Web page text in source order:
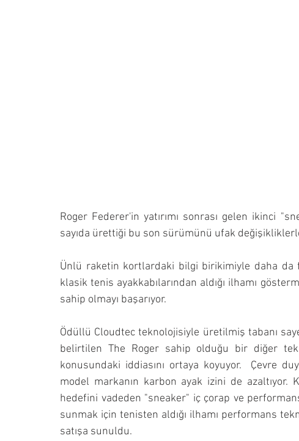
Roger Federer'in yatırımı sonrası gelen ikinci
sayıda ürettiği bu son sürümünü ufak
Ünlü raketin kortlardaki bilgi birikimiyle daha
klasik tenis ayakkabılarından aldığı ilhamı
sahip olmayı başarıyor.
Ödüllü Cloudtec teknolojisiyle üretilmiş tabanı
belirtilen The Roger sahip olduğu bir diğer
konusundaki iddiasını ortaya koyuyor.  Çevre
model markanın karbon ayak izini de azaltıyor.
hedefini vadeden "sneaker" iç çorap ve
sunmak için tenisten aldığı ilhamı performans
satışa sunuldu.